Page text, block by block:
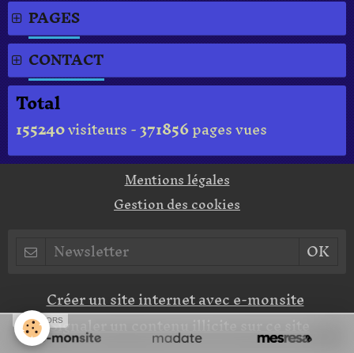
PAGES
CONTACT
Total
155240visiteurs -371856pages vues
Mentions légales
Gestion des cookies
Créer un site internet avec e-monsite
Signaler un contenu illicite sur ce site
SPONSORS